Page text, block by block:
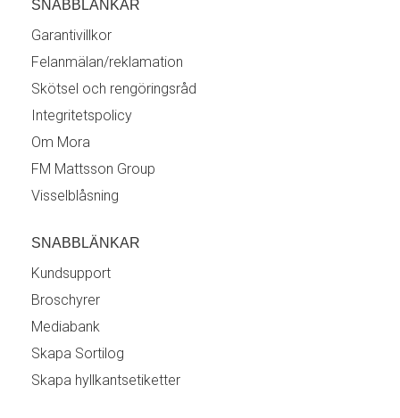
SNABBLÄNKAR
Garantivillkor
Felanmälan/reklamation
Skötsel och rengöringsråd
Integritetspolicy
Om Mora
FM Mattsson Group
Visselblåsning
SNABBLÄNKAR
Kundsupport
Broschyrer
Mediabank
Skapa Sortilog
Skapa hyllkantsetiketter